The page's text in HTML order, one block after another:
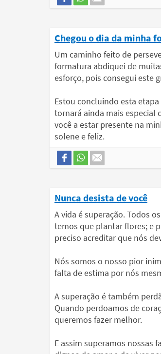
Chegou o dia da minha
Um caminho feito de
formatura abdiquei de
esforço, pois consegui este
Estou concluindo esta
tornará ainda mais especial
você a estar presente na
solene e feliz.
Nunca desista de você
A vida é superação. Todos
temos que plantar flores; e
preciso acreditar que nós
Nós somos o nosso pior
falta de estima por nós
A superação é também
Quando perdoamos de
queremos fazer melhor.
E assim superamos nossas